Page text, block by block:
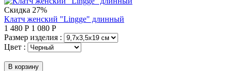
Скидка 27%
Клатч женский "Lingge" длинный
1 480 Р 1 080 Р
Размер изделия :
Цвет :
В корзину